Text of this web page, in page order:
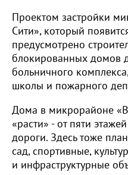
Проектом застройки
Сити», который
предусмотрено
блокированных домов
больничного
школы и пожарного
Дома в микрорайоне
«расти» - от пяти
дороги. Здесь тоже
сад, спортивные,
и инфраструктурные